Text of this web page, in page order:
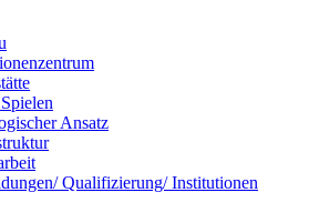
Ansatz
Qualifizierung/ Institutionen